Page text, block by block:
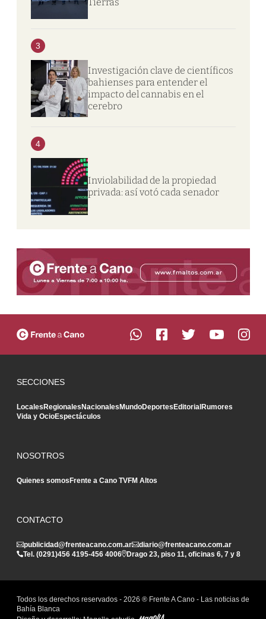
3
Investigación clave de científicos
bahienses para entender el
impacto del cannabis en el
cerebro
4
Inviolabilidad de la propiedad
privada: así votó cada senador
SECCIONES
Locales Regionales Nacionales MundoDeportes Editorial Rumores
Vida y OcioEspectáculos
NOSOTROS
Quienes somos Frente a Cano TVFM Altos
CONTACTO
publicidad@frenteacano.com.ar
diario@frenteacano.com.ar
Tel. (0291)456 4195-456 4006 Drago 23, piso 11, oficinas 6, 7 y 8
Todos los derechos reservados - 2026 ® Frente A Cano - Las noticias de
Bahía Blanca